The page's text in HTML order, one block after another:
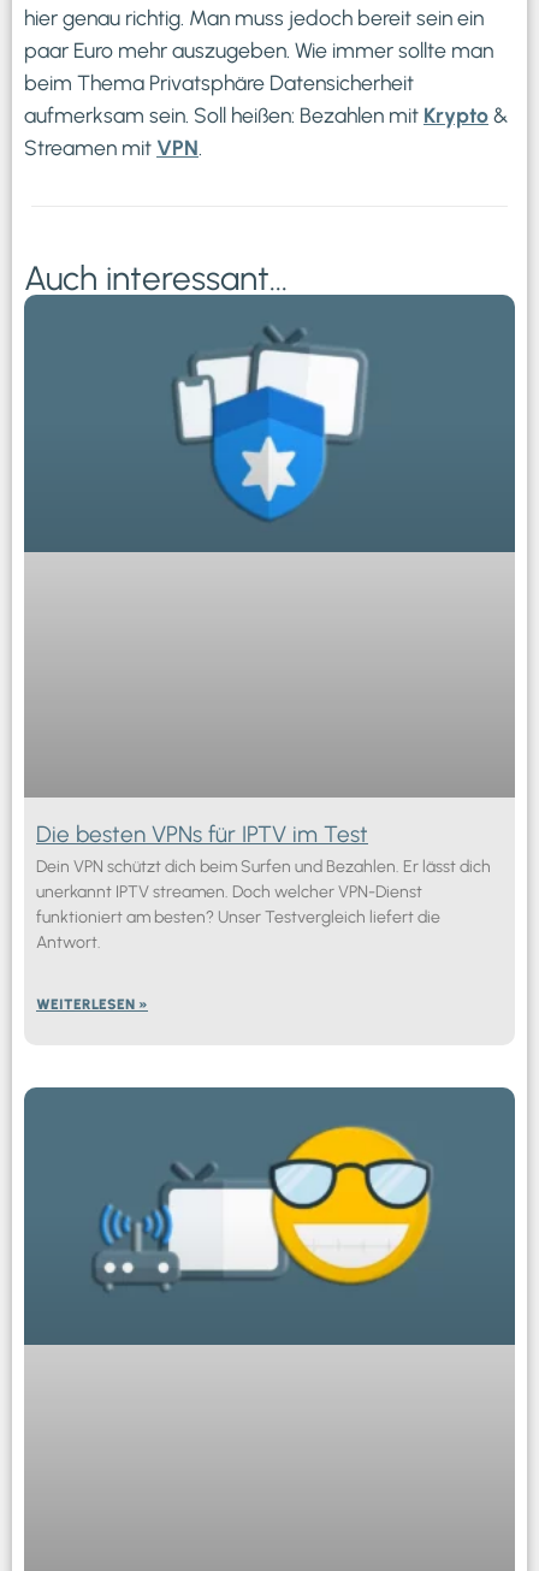
hier genau richtig. Man muss jedoch bereit sein ein
paar Euro mehr auszugeben. Wie immer sollte man
beim Thema Privatsphäre Datensicherheit
aufmerksam sein. Soll heißen: Bezahlen mit Krypto&
Streamen mit VPN
Auch interessant...
Die besten VPNs für IPTV im Test
Dein VPN schützt dich beim Surfen und Bezahlen. Er lässt dich
unerkannt IPTV streamen. Doch welcher VPN-Dienst
funktioniert am besten? Unser Testvergleich liefert die
Antwort.
WEITERLESEN »